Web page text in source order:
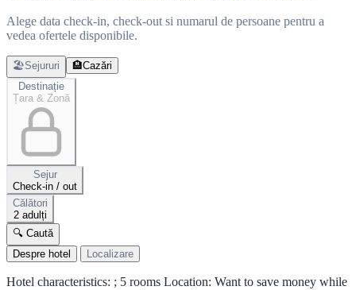
Alege data check-in, check-out si numarul de persoane pentru a
vedea ofertele disponibile.
🏖️Sejururi 🏨Cazări
Destinație
Țara & Zonă
Sejur
Check-in / out
Călători
2 adulți
🔍 Caută
Despre hotel
Localizare
Hotel characteristics: ; 5 rooms Location: Want to save money while